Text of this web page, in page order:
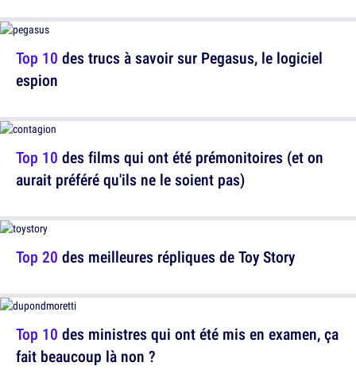
Top 10 des films qui ont été prémonitoires (et on
aurait préféré qu'ils ne le soient pas)
Top 10 des trucs à savoir sur Pegasus, le logiciel
espion
Top 20 des meilleures répliques de Toy Story
Top 10 des ministres qui ont été mis en examen, ça
fait beaucoup là non ?